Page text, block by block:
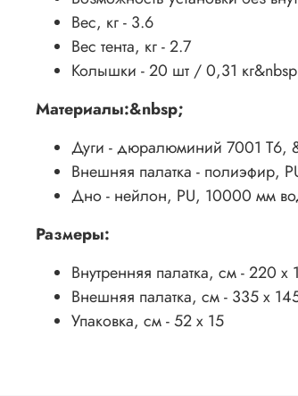
Вес, кг - 3.6
Вес тента, кг - 2.7
Колышки - 20 шт / 0,31
Материалы:&nbsp;
Дуги - дюралюминий 7001 T6,
Внешняя палатка - полиэфир,
Дно - нейлон, PU, 10000 мм
Размеры:
Внутренняя палатка, см - 220 x
Внешняя палатка, см - 335 x
Упаковка, см - 52 x 15